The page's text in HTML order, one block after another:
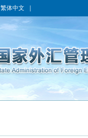
繁体中文